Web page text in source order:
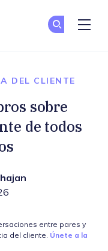
DEL CLIENTE
sobre
de todos
entre pares y
del cliente. Únete a la